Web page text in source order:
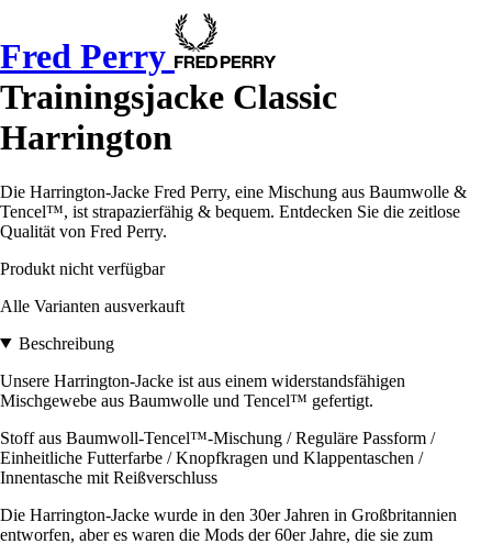
Fred Perry
Trainingsjacke Classic
Harrington
Die Harrington-Jacke Fred Perry, eine Mischung aus Baumwolle &
Tencel™, ist strapazierfähig & bequem. Entdecken Sie die zeitlose
Qualität von Fred Perry.
Produkt nicht verfügbar
Alle Varianten ausverkauft
Beschreibung
Unsere Harrington-Jacke ist aus einem widerstandsfähigen
Mischgewebe aus Baumwolle und Tencel™ gefertigt.
Stoff aus Baumwoll-Tencel™-Mischung / Reguläre Passform /
Einheitliche Futterfarbe / Knopfkragen und Klappentaschen /
Innentasche mit Reißverschluss
Die Harrington-Jacke wurde in den 30er Jahren in Großbritannien
entworfen, aber es waren die Mods der 60er Jahre, die sie zum